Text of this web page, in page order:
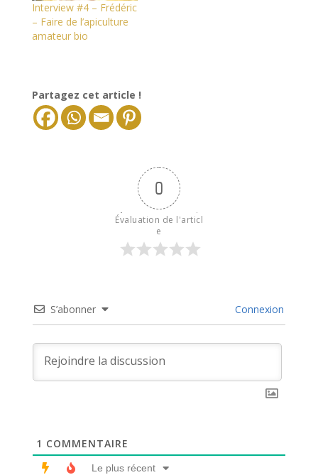
Interview #4 – Frédéric
– Faire de l’apiculture
amateur bio
Partagez cet article !
0
Évaluation de l'articl
e
S’abonner Connexion
1 COMMENTAIRE
Le plus récent